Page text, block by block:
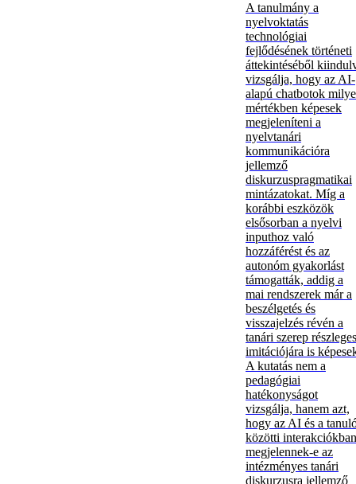
A tanulmány a
nyelvoktatás
technológiai
fejlődésének történeti
áttekintéséből
vizsgálja, hogy az AI-
alapú chatbotok
mértékben képesek
megjeleníteni a
nyelvtanári
kommunikációra
jellemző
diskurzuspragmatikai
mintázatokat. Míg a
korábbi eszközök
elsősorban a nyelvi
inputhoz való
hozzáférést és az
autonóm gyakorlást
támogatták, addig a
mai rendszerek már a
beszélgetés és
visszajelzés révén a
tanári szerep részleges
imitációjára is
A kutatás nem a
pedagógiai
hatékonyságot
vizsgálja, hanem azt,
hogy az AI és a
közötti interakciókban
megjelennek-e az
intézményes tanári
diskurzusra jellemző